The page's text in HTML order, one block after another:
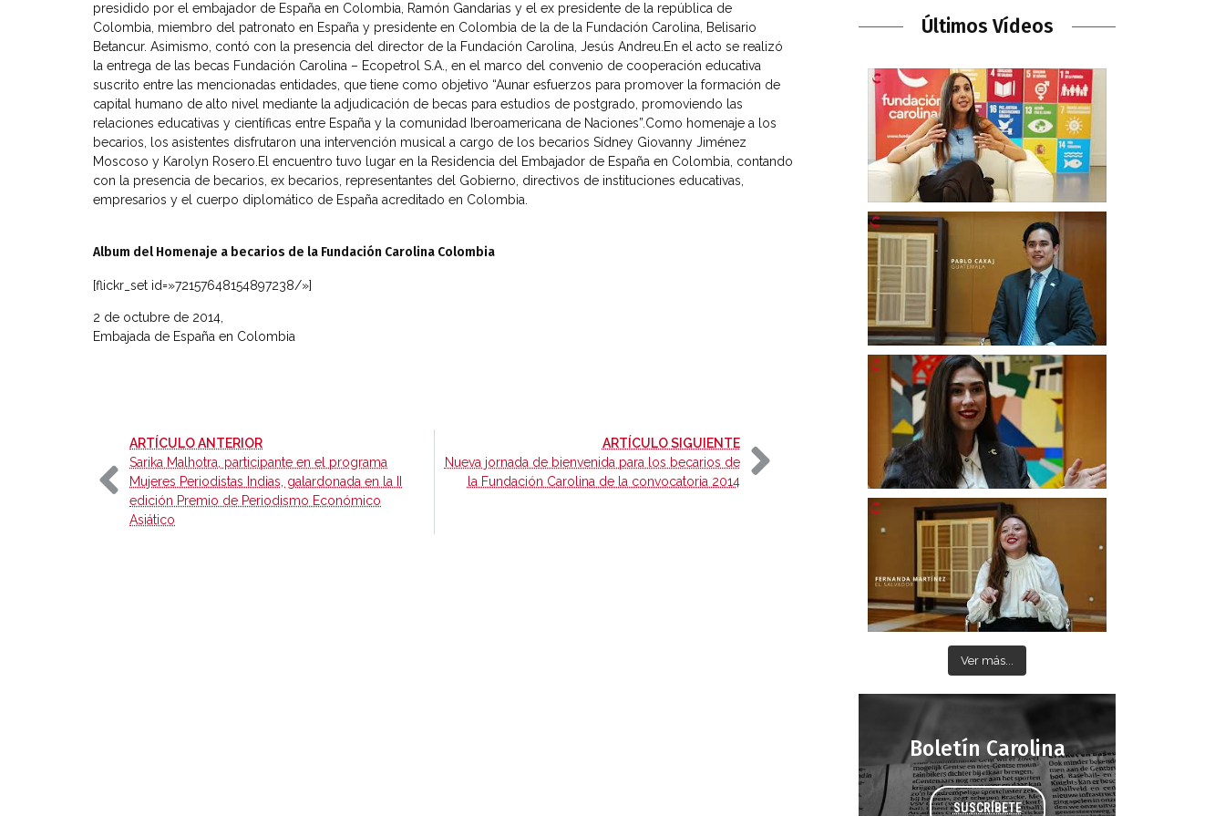
presidido por el embajador de España en Colombia, Ramón Gandarias y el ex presidente de la república de
Colombia, miembro del patronato en España y presidente en Colombia de la de la Fundación Carolina, Belisario
Betancur. Asimismo, contó con la presencia del director de la Fundación Carolina, Jesús Andreu.En el acto se realizó
la entrega de las becas Fundación Carolina – Ecopetrol S.A., en el marco del convenio de cooperación educativa
suscrito entre las mencionadas entidades, que tiene como objetivo “Aunar esfuerzos para promover la formación de
capital humano de alto nivel mediante la adjudicación de becas para estudios de postgrado, promoviendo las
relaciones educativas y científicas entre España y la comunidad Iberoamericana de Naciones”.Como homenaje a los
becarios, los asistentes disfrutaron una intervención musical a cargo de los becarios Sídney Giovanny Jiménez
Moscoso y Karolyn Rosero.El encuentro tuvo lugar en la Residencia del Embajador de España en Colombia, contando
con la presencia de becarios, ex becarios, representantes del Gobierno, directivos de instituciones educativas,
empresarios y el cuerpo diplomático de España acreditado en Colombia.
Album del Homenaje a becarios de la Fundación Carolina Colombia
[flickr_set id=»72157648154897238/»]
2 de octubre de 2014,
Embajada de España en Colombia
ARTÍCULO ANTERIOR-
Sarika Malhotra, participante en el programa
Mujeres Periodistas Indias, galardonada en la II
edición Premio de Periodismo Económico
Asiático
ARTÍCULO SIGUIENTE-
Nueva jornada de bienvenida para los becarios de
la Fundación Carolina de la convocatoria 2014
Últimos Vídeos
Ver más...
Boletín Carolina
SUSCRÍBETE